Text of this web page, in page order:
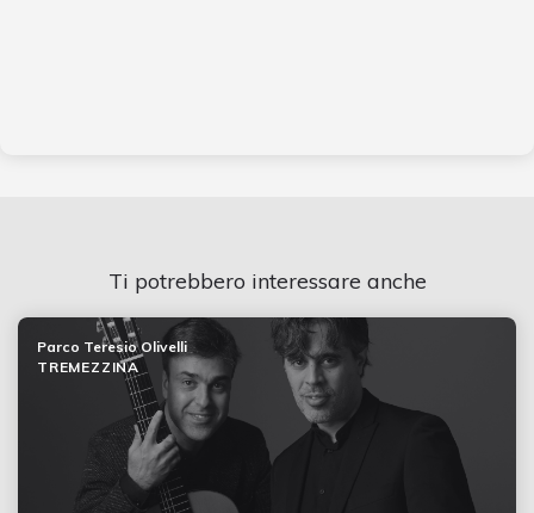
Ti potrebbero interessare anche
Parco Teresio Olivelli
TREMEZZINA